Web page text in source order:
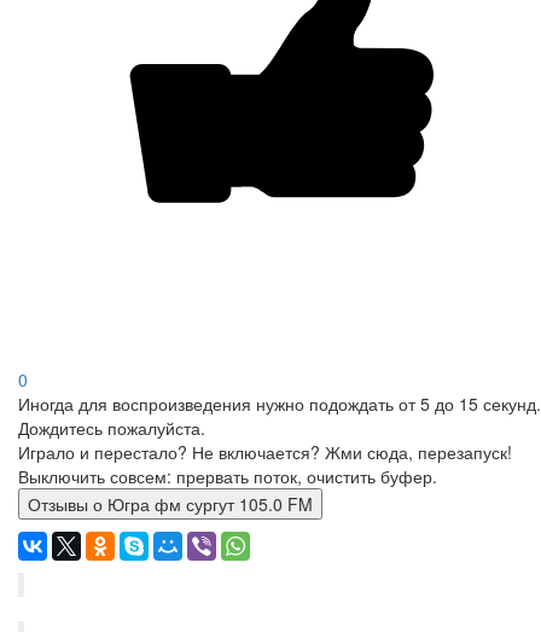
0
Иногда для воспроизведения нужно подождать от 5 до 15 секунд.
Дождитесь пожалуйста.
Играло и перестало? Не включается? Жми сюда, перезапуск!
Выключить совсем: прервать поток, очистить буфер.
Отзывы о Югра фм сургут 105.0 FM